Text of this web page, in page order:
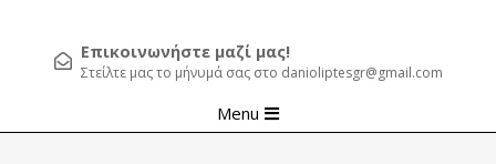
Επικοινωνήστε μαζί μας!
Στείλτε μας το μήνυμά σας στο danioliptesgr@gmail.com
Navigation
Menu